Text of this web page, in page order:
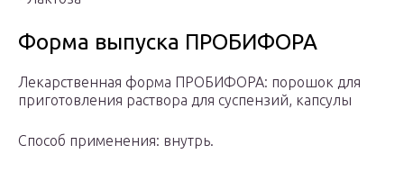
Форма выпуска ПРОБИФОРА
Лекарственная форма ПРОБИФОРА: порошок для
приготовления раствора для суспензий, капсулы
Способ применения: внутрь.